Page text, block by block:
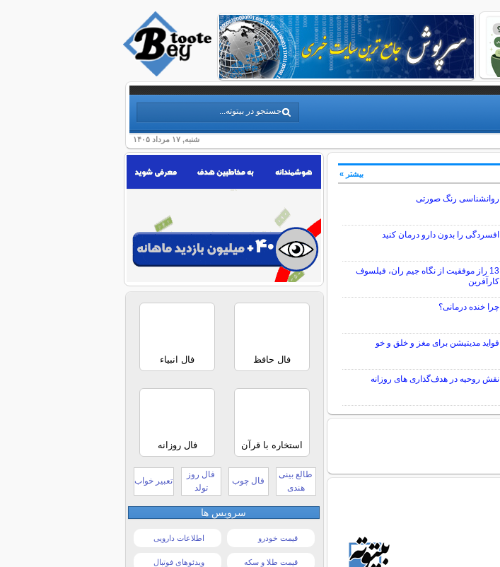
شنبه, ۱۷ مرداد ۱۴۰۵
روانشناسی رنگ صورتی
افسردگی را بدون دارو درمان کنید
13 راز موفقیت از نگاه جیم ران، فیلسوف
کارآفرین
چرا خنده درمانی؟
فواید مدیتیشن برای مغز و خلق و خو
نقش روحیه در هدف‌گذاری‌ های روزانه
بیشتر »
فال حافظ فال انبیاء
استخاره با قرآن فال روزانه
طالع بینی
هندی
فال چوب
فال روز
تولد
تعبیر خواب
سرویس ها
قیمت خودرو اطلاعات دارویی
قیمت طلا و سکه ویدئوهای فوتبال